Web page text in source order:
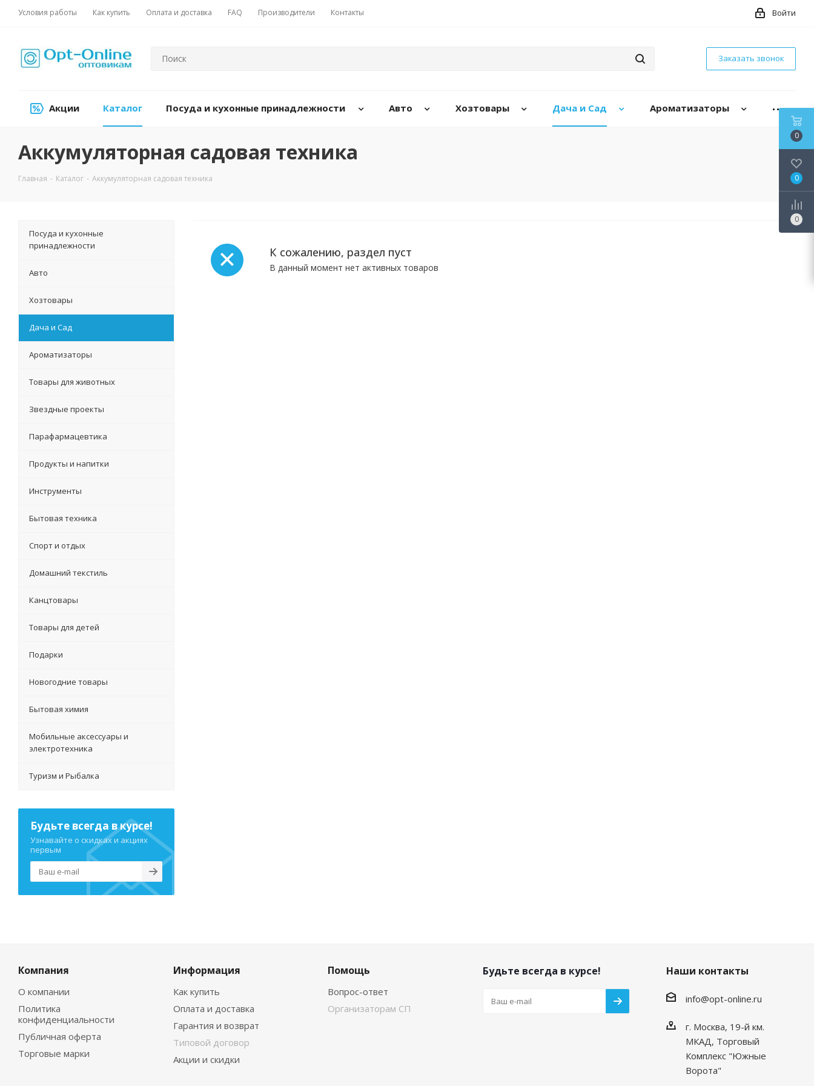
Условия работы Как купить Оплата и доставка FAQ Производители Контакты Войти
Заказать звонок
Акции Каталог Посуда и кухонные принадлежности Авто Хозтовары Дача и Сад Ароматизаторы
Аккумуляторная садовая техника
Главная - Каталог - Аккумуляторная садовая техника
К сожалению, раздел пуст
В данный момент нет активных товаров
Посуда и кухонные
принадлежности
Авто
Хозтовары
Дача и Сад
Ароматизаторы
Товары для животных
Звездные проекты
Парафармацевтика
Продукты и напитки
Инструменты
Бытовая техника
Спорт и отдых
Домашний текстиль
Канцтовары
Товары для детей
Подарки
Новогодние товары
Бытовая химия
Мобильные аксессуары и
электротехника
Туризм и Рыбалка
Будьте всегда в курсе!
Узнавайте о скидках и акциях
первым
Компания
О компании
Политика
конфиденциальности
Публичная оферта
Торговые марки
Информация
Как купить
Оплата и доставка
Гарантия и возврат
Типовой договор
Акции и скидки
Помощь
Вопрос-ответ
Организаторам СП
Будьте всегда в курсе! Наши контакты
info@opt-online.ru
г. Москва, 19-й км.
МКАД, Торговый
Комплекс "Южные
Ворота"
0
0
0